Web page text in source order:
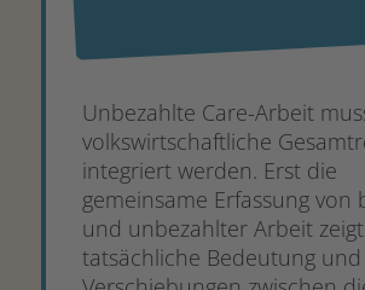
Unbezahlte Care-Arbeit
volkswirtschaftliche
integriert werden. Erst die
gemeinsame Erfassung von
und unbezahlter Arbeit
tatsächliche Bedeutung